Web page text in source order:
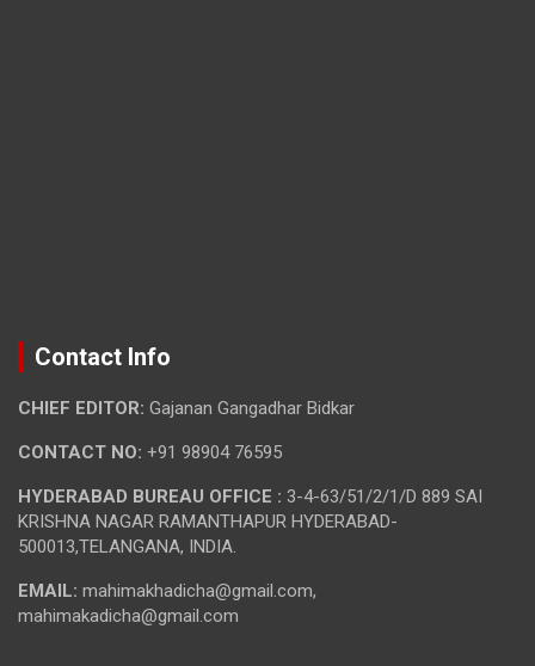
Contact Info
CHIEF EDITOR: Gajanan Gangadhar Bidkar
CONTACT NO: +91 98904 76595
HYDERABAD BUREAU OFFICE : 3-4-63/51/2/1/D 889 SAI
KRISHNA NAGAR RAMANTHAPUR HYDERABAD-
500013,TELANGANA, INDIA.
EMAIL: mahimakhadicha@gmail.com,
mahimakadicha@gmail.com